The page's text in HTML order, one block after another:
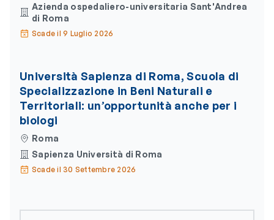
Azienda ospedaliero-universitaria Sant'Andrea
di Roma
Scade il 9 Luglio 2026
Università Sapienza di Roma, Scuola di
Specializzazione in Beni Naturali e
Territoriali: un’opportunità anche per i
biologi
Roma
Sapienza Università di Roma
Scade il 30 Settembre 2026